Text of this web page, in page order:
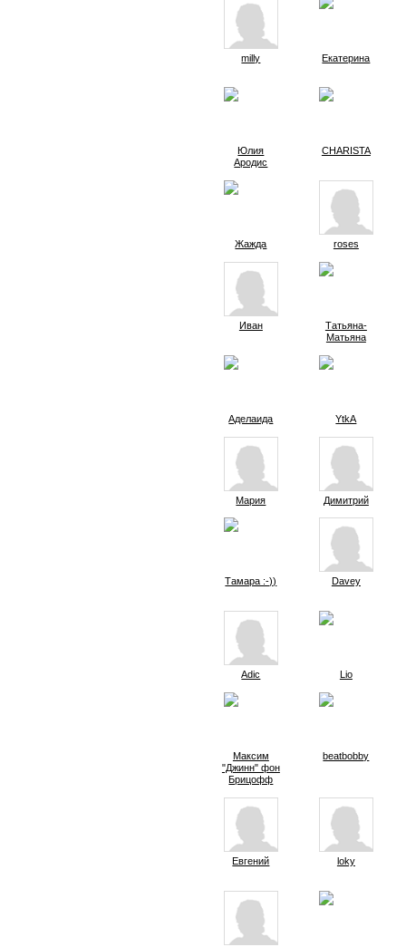
milly Екатерина
Юлия
Ародис
CHARISTA
Жажда roses
Иван
Татьяна-
Матьяна
Аделаида YtkA
Мария Димитрий
Тамара :-)) Davey
Adic Lio
Максим
"Джинн" фон
Брицофф
beatbobby
Евгений loky